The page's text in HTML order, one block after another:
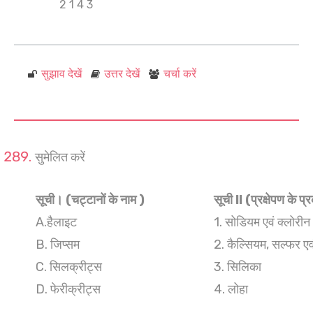
2 1 4 3
सुझाव देखें उत्तर देखें चर्चा करें
सुमेलित करें
सूची। (चट्टानों के नाम )
सूची ll (प्रक्षेपण के
A.हैलाइट
1. सोडियम एवं क्लोरीन
B. जिप्सम
2. कैल्सियम, सल्फर
C. सिलक्रीट्स
3. सिलिका
D. फेरीक्रीट्स
4. लोहा